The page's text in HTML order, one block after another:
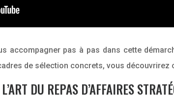
accompagner pas à pas dans cette
de sélection concrets, vous
DU REPAS D’AFFAIRES